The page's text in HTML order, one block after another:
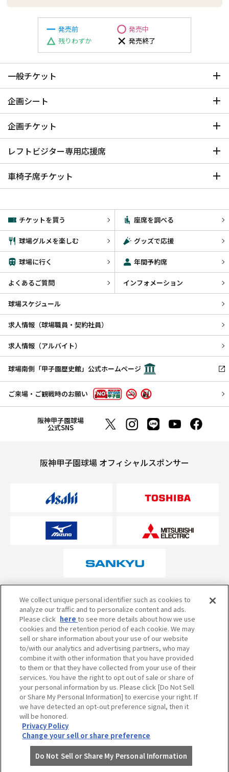
発売前
発売中
残りわずか
発売終了
一般チケット
企画シート
企画チケット
レフトビジター専用応援席
車椅子席チケット
チケットを買う 座席を調べる
球場グルメを楽しむ グッズで応援
球場に行く 年間予約席
よくあるご質問 インフォメーション
球場スケジュール
求人情報（球場職員・契約社員）
求人情報（アルバイト）
球場南側「甲子園歴史館」公式ホームページ
ご来場・ご観戦時のお願い
阪神甲子園球場
公式SNS
阪神甲子園球場 オフィシャルスポンサー
オフィシャルスポンサーについて
当サイトのご利用にあたって
個人情報の取り扱い
試合の予定・状況・結果のお問い合わせ
阪神甲子園球場テレフォンサービス
050-5527-2512
©HANSHIN KOSHIEN STADIUM All Rights Reserved.
We collect unique personal identifier such as cookies to
analyze our traffic and to personalize content and ads.
Please click hereto see more details about how we use
cookies and the retention period of each cookie. We may
sell or share information about your use of our website
to/with our analytics and advertising partners, who may
combine it with other information that you have provided
to them or that they have collected from your use of their
services. You have the right to opt out of sale or share of
your personal information by us. Please click [Do Not Sell
or Share My Personal Information] to exercise your right. If
we have detected an opt-out preference signal, then it
will be honored.
Privacy Policy
Change your sell or share preference
Do Not Sell or Share My Personal Information